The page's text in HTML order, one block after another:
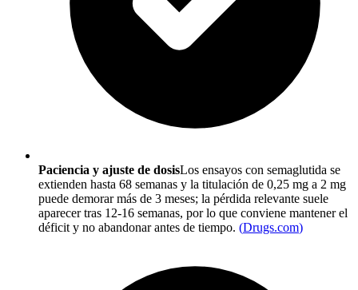
Paciencia y ajuste de dosisLos ensayos con semaglutida se
extienden hasta 68 semanas y la titulación de 0,25 mg a 2 mg
puede demorar más de 3 meses; la pérdida relevante suele
aparecer tras 12-16 semanas, por lo que conviene mantener el
déficit y no abandonar antes de tiempo. (Drugs.com)